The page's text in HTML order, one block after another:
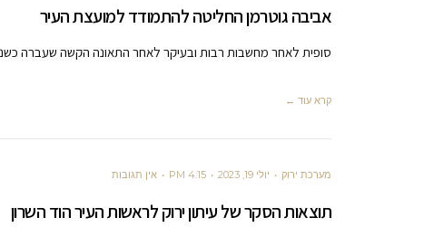
אביבה גוטרמן החליטה להתמודד למועצת העיר
סופית לאחר מחשבות רבות ובעיקר לאחר התאונה הקשה שעברה
קרא עוד ←
מערכת ירוק יולי 19, 2023 4:15 PM אין תגובות
תוצאות הסקר של עיתון ירוק לראשות העיר הוד השרון